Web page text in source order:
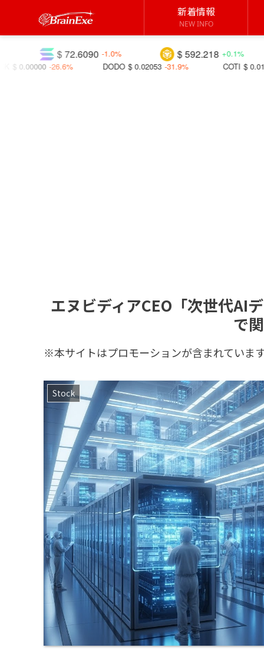
新着情報
NEW INFO
$
$ 592.218 +0.1%
-1.0%
COTI $ 0.01366 +18.1%
DODO $ 0.02053 -31.9%
エヌビディアCEO「次世代AI
で
※本サイトはプロモーションが含まれていま
Stock